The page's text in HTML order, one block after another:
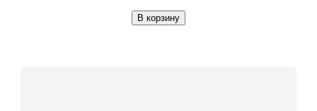
В корзину